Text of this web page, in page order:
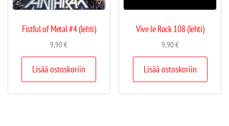
Fistful of Metal #4 (lehti)
9,90€
Lisää ostoskoriin
Vive le Rock 108 (lehti)
9,90€
Lisää ostoskoriin